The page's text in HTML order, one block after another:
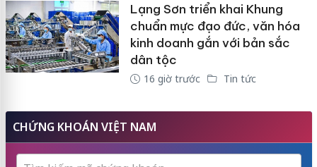
Lạng Sơn triển khai Khung
chuẩn mực đạo đức, văn hóa
kinh doanh gắn với bản sắc
dân tộc
16 giờ trước Tin tức
CHỨNG KHOÁN VIỆT NAM